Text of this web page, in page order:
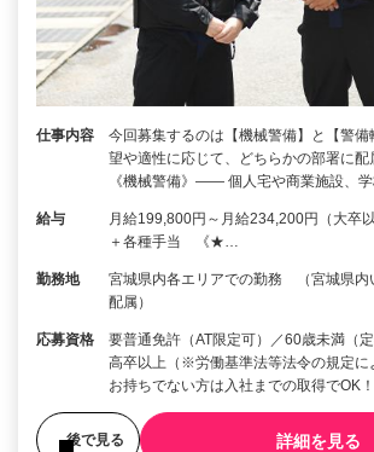
仕事内容
今回募集するのは【機械警備】と【警
望や適性に応じて、どちらかの部署に
《機械警備》―― 個人宅や商業施設、学
給与
月給199,800円～月給234,200円（大卒
＋各種手当 《★…
勤務地
宮城県内各エリアでの勤務 （宮城県内
配属）
応募資格
要普通免許（AT限定可）／60歳未満（
高卒以上（※労働基準法等法令の規定
お持ちでない方は入社までの取得でOK！
後で見る 詳細を見る